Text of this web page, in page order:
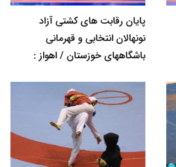
پایان رقابت های کشتی آزاد
نونهالان انتخابی و قهرمانی
باشگاههای خوزستان / اهواز :